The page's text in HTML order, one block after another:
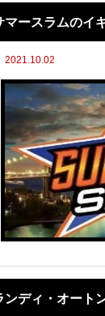
マースラムのイ
2021.10.02
ンディ・オート